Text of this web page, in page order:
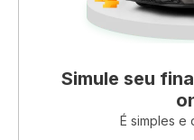
Simule seu
É simples e